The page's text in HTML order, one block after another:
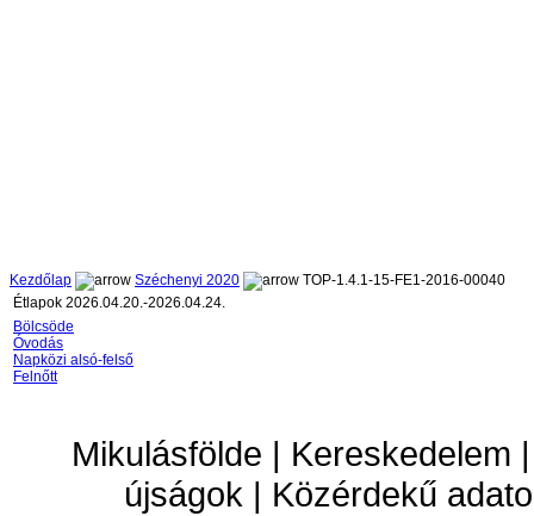
Kezdőlap Széchenyi 2020
TOP-1.4.1-15-FE1-2016-00040
Étlapok 2026.04.20.-2026.04.24.
Bölcsöde
Óvodás
Napközi alsó-felső
Felnőtt
Mikulásfölde | Kereskedelem
újságok | Közérdekű